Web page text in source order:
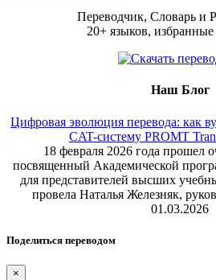
Переводчик, Словарь и
20+ языков,
Наш Блог
Цифровая эволюция перевода: как
CAT-систему PROMT
18 февраля 2026 года прошел
посвященный Академической
для представителей высших
провела Наталья Железняк,
01.03.2026
Поделиться переводом
×